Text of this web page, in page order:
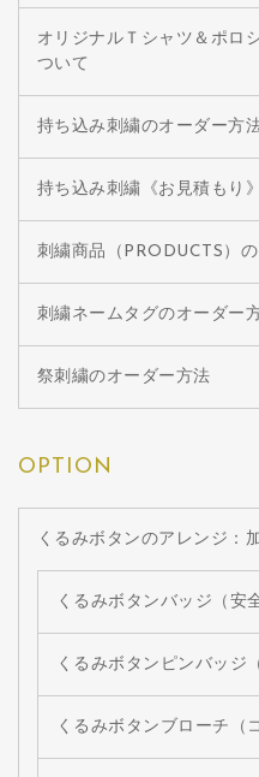
オリジナルＴシャツ＆ポロ
ついて
持ち込み刺繍のオーダー方
持ち込み刺繍《お見積もり
刺繍商品（PRODUCTS）
刺繍ネームタグのオーダー
祭刺繍のオーダー方法
OPTION
くるみボタンのアレンジ：
くるみボタンバッジ（安
くるみボタンピンバッジ
くるみボタンブローチ（